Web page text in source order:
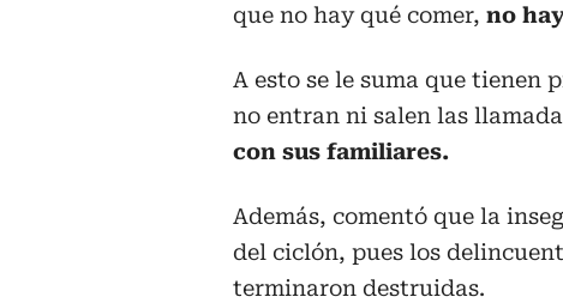
que no hay qué comer, no
A esto se le suma que tienen
no entran ni salen las
con sus familiares.
Además, comentó que la
del ciclón, pues los
terminaron destruidas.